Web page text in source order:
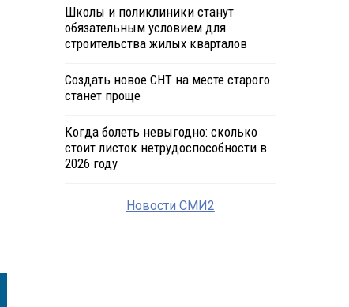
Школы и поликлиники станут
обязательным условием для
строительства жилых кварталов
Создать новое СНТ на месте старого
станет проще
Когда болеть невыгодно: сколько
стоит листок нетрудоспособности в
2026 году
Новости СМИ2